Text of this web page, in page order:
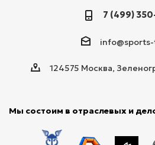
7 (499)
124575 Москва,
Мы состоим в отраслевых и